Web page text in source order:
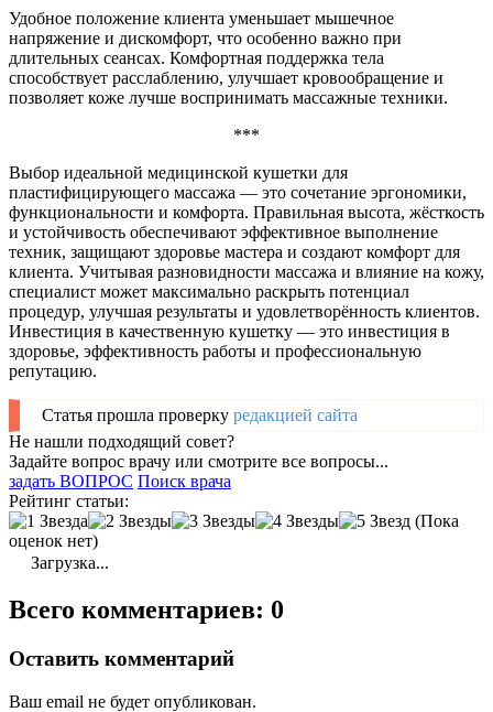
Удобное положение клиента уменьшает мышечное
напряжение и дискомфорт, что особенно важно при
длительных сеансах. Комфортная поддержка тела
способствует расслаблению, улучшает кровообращение и
позволяет коже лучше воспринимать массажные техники.
***
Выбор идеальной медицинской кушетки для
пластифицирующего массажа — это сочетание эргономики,
функциональности и комфорта. Правильная высота, жёсткость
и устойчивость обеспечивают эффективное выполнение
техник, защищают здоровье мастера и создают комфорт для
клиента. Учитывая разновидности массажа и влияние на кожу,
специалист может максимально раскрыть потенциал
процедур, улучшая результаты и удовлетворённость клиентов.
Инвестиция в качественную кушетку — это инвестиция в
здоровье, эффективность работы и профессиональную
репутацию.
Статья прошла проверку редакцией сайта
Не нашли подходящий совет?
Задайте вопрос врачу или смотрите все вопросы...
задать ВОПРОС Поиск врача
Рейтинг статьи:
(Пока
оценок нет)
Загрузка...
Всего комментариев: 0
Оставить комментарий
Ваш email не будет опубликован.